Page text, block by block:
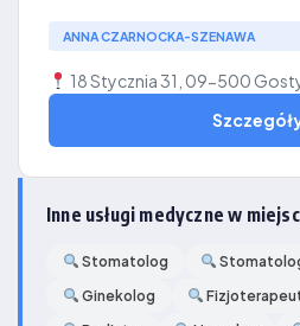
ANNA CZARNOCKA-SZENAWA
18 Stycznia 31, 09-500
Inne usługi medyczne w
Stomatolog
Ginekolog